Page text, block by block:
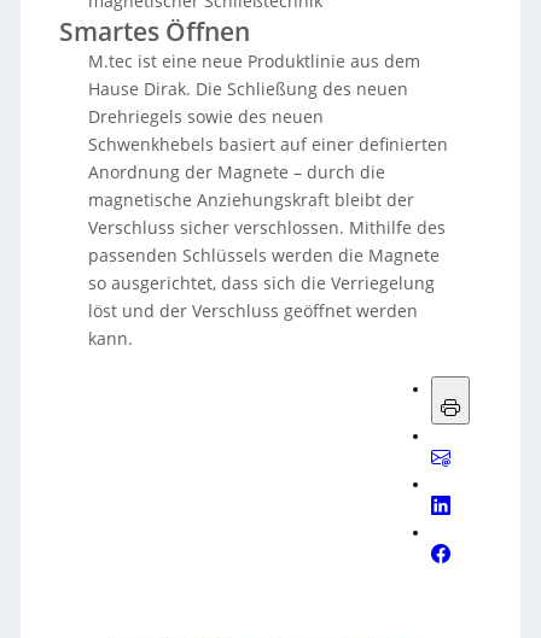
Smartes Öffnen
M.tec ist eine neue Produktlinie aus dem
Hause Dirak. Die Schließung des neuen
Drehriegels sowie des neuen
Schwenkhebels basiert auf einer definierten
Anordnung der Magnete – durch die
magnetische Anziehungskraft bleibt der
Verschluss sicher verschlossen. Mithilfe des
passenden Schlüssels werden die Magnete
so ausgerichtet, dass sich die Verriegelung
löst und der Verschluss geöffnet werden
kann.